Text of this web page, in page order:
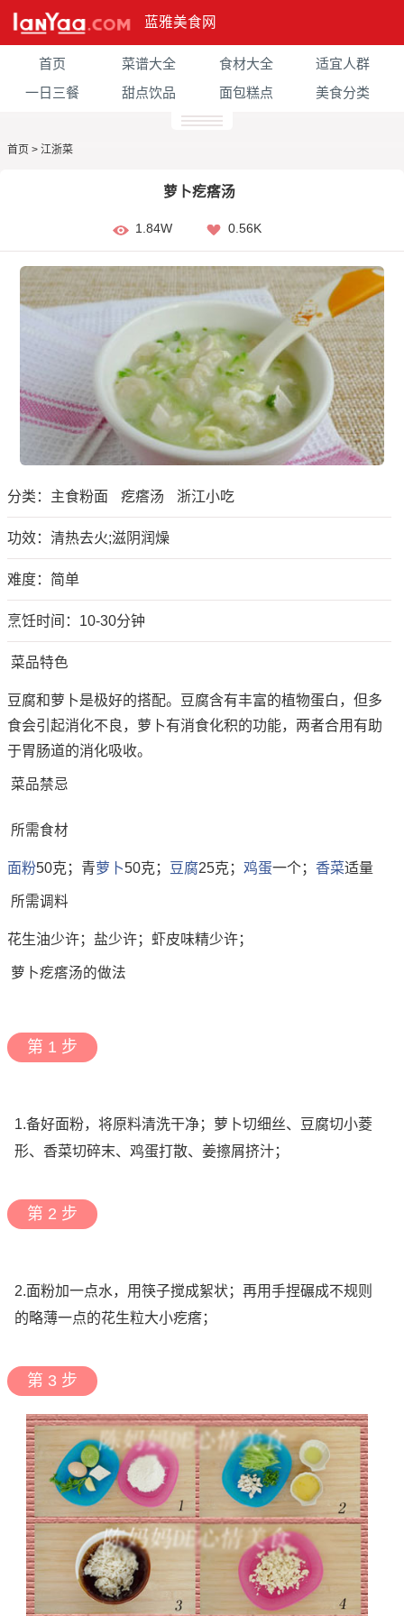
蓝雅美食网
首页 菜谱大全 食材大全
适宜人群
一日三餐
甜点饮品 面包糕点 美食分类
首页 > 江浙菜
萝卜疙瘩汤
1.84W 0.56K
分类： 主食粉面 疙瘩汤 浙江小吃
功效：清热去火;滋阴润燥
难度：简单
烹饪时间：10-30分钟
菜品特色
豆腐和萝卜是极好的搭配。豆腐含有丰富的植物蛋白，但多
食会引起消化不良，萝卜有消食化积的功能，两者合用有助
于胃肠道的消化吸收。
菜品禁忌
所需食材
面粉50克；青萝卜50克； 豆腐25克； 鸡蛋一个； 香菜适量
所需调料
花生油少许；盐少许；虾皮味精少许；
萝卜疙瘩汤的做法
第 1 步
1.备好面粉，将原料清洗干净；萝卜切细丝、豆腐切小菱
形、香菜切碎末、鸡蛋打散、姜擦屑挤汁；
第 2 步
2.面粉加一点水，用筷子搅成絮状；再用手捏碾成不规则
的略薄一点的花生粒大小疙瘩；
第 3 步